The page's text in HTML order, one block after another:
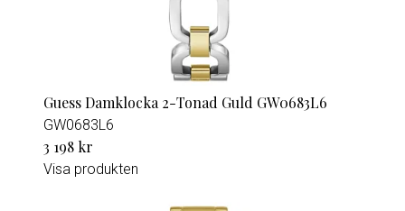
Guess Damklocka 2-Tonad Guld GW0683L6
GW0683L6
3 198 kr
Visa produkten